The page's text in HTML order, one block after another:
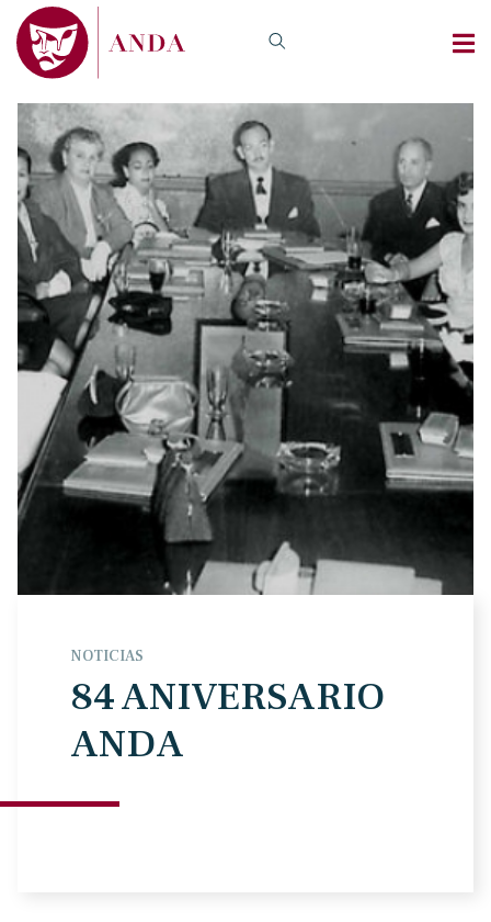
NOTICIAS
84 ANIVERSARIO
ANDA